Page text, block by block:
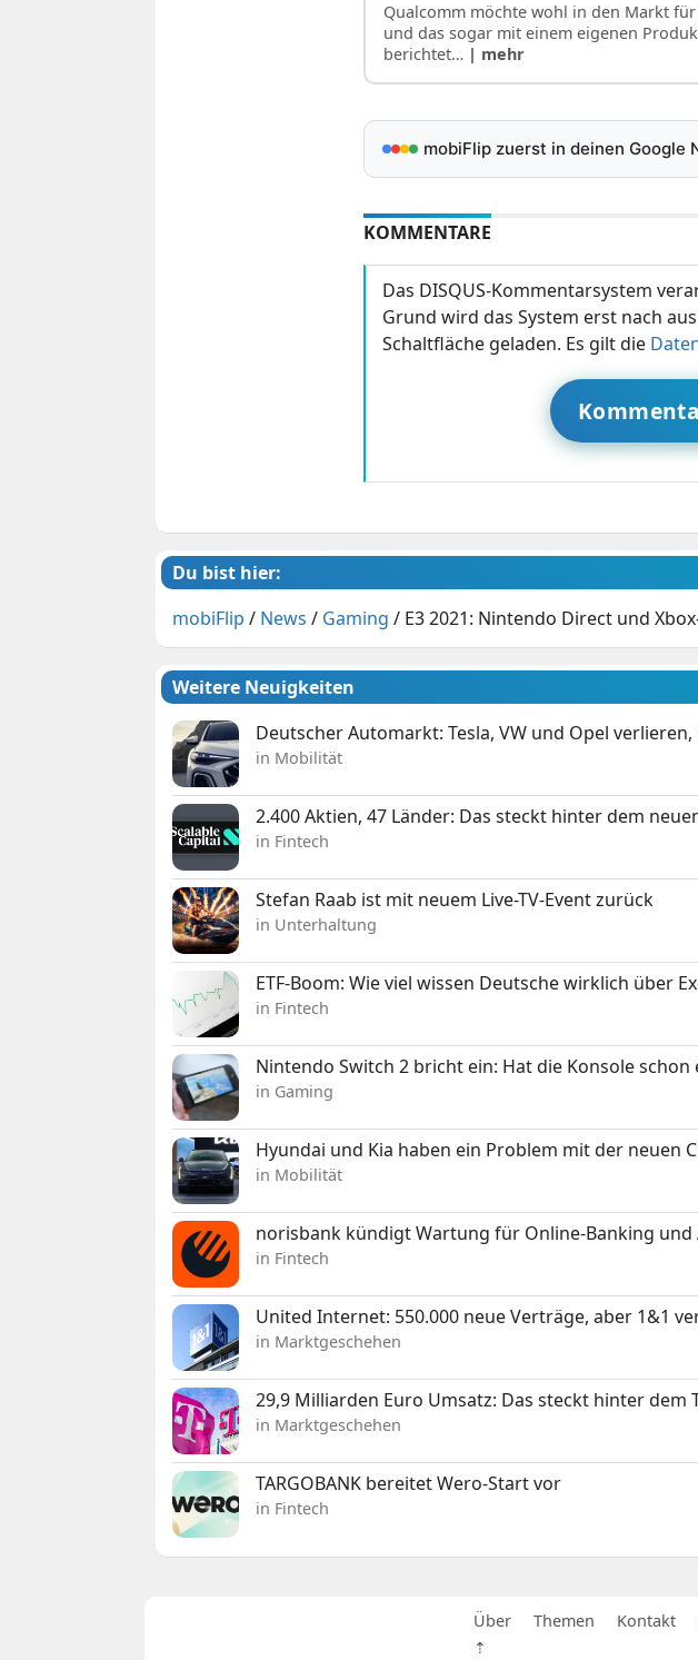
Qualcomm möchte wohl in den Markt
und das sogar mit einem eigenen
berichtet… | mehr
mobiFlip zuerst in deinen Google
KOMMENTARE
Das DISQUS-Kommentarsystem
Grund wird das System erst nach
Schaltfläche geladen. Es gilt die
Du bist hier:
mobiFlip / News / Gaming / E3 2021: Nintendo Direct und
Weitere Neuigkeiten
Deutscher Automarkt: Tesla, VW und Opel
in Mobilität
2.400 Aktien, 47 Länder: Das steckt hinter dem
in Fintech
Stefan Raab ist mit neuem Live-TV-Event zurück
in Unterhaltung
ETF-Boom: Wie viel wissen Deutsche wirklich über
in Fintech
Nintendo Switch 2 bricht ein: Hat die Konsole schon
in Gaming
Hyundai und Kia haben ein Problem mit der neuen
in Mobilität
norisbank kündigt Wartung für Online-Banking und
in Fintech
United Internet: 550.000 neue Verträge, aber 1&1
in Marktgeschehen
29,9 Milliarden Euro Umsatz: Das steckt hinter dem
in Marktgeschehen
TARGOBANK bereitet Wero-Start vor
in Fintech
Über Themen Kontakt
⇡